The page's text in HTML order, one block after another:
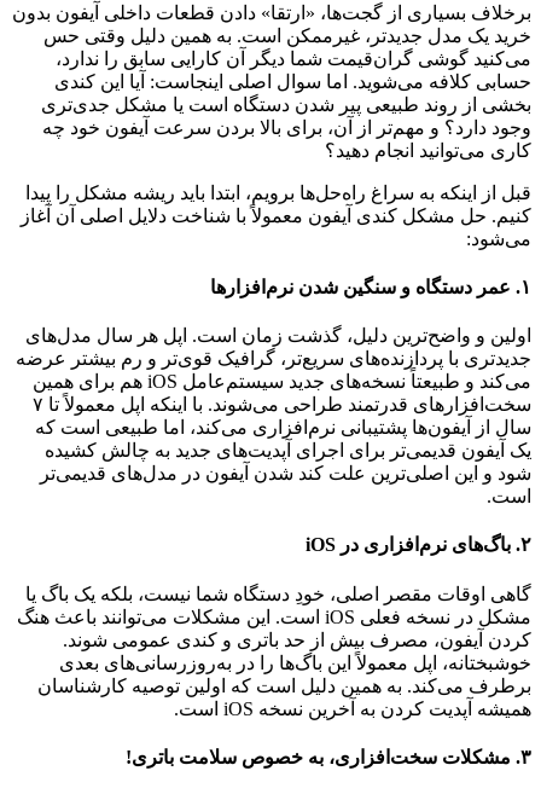
برخلاف بسیاری از گجت‌ها، «ارتقا» دادن قطعات داخلی آیفون بدون
خرید یک مدل جدیدتر، غیرممکن است. به همین دلیل وقتی حس
می‌کنید گوشی گران‌قیمت شما دیگر آن کارایی سابق را ندارد،
حسابی کلافه می‌شوید. اما سوال اصلی اینجاست: آیا این کندی
بخشی از روند طبیعی پیر شدن دستگاه است یا مشکل جدی‌تری
وجود دارد؟ و مهم‌تر از آن، برای بالا بردن سرعت آیفون خود چه
کاری می‌توانید انجام دهید؟
قبل از اینکه به سراغ راه‌حل‌ها برویم، ابتدا باید ریشه مشکل را پیدا
کنیم. حل مشکل کندی آیفون معمولاً با شناخت دلایل اصلی آن آغاز
می‌شود:
۱. عمر دستگاه و سنگین شدن نرم‌افزارها
اولین و واضح‌ترین دلیل، گذشت زمان است. اپل هر سال مدل‌های
جدیدتری با پردازنده‌های سریع‌تر، گرافیک قوی‌تر و رم بیشتر عرضه
می‌کند و طبیعتاً نسخه‌های جدید سیستم‌عامل iOS هم برای همین
سخت‌افزارهای قدرتمند طراحی می‌شوند. با اینکه اپل معمولاً تا ۷
سال از آیفون‌ها پشتیبانی نرم‌افزاری می‌کند، اما طبیعی است که
یک آیفون قدیمی‌تر برای اجرای آپدیت‌های جدید به چالش کشیده
شود و این اصلی‌ترین علت کند شدن آیفون در مدل‌های قدیمی‌تر
است.
۲. باگ‌های نرم‌افزاری در iOS
گاهی اوقات مقصر اصلی، خودِ دستگاه شما نیست، بلکه یک باگ یا
مشکل در نسخه فعلی iOS است. این مشکلات می‌توانند باعث هنگ
کردن آیفون، مصرف بیش از حد باتری و کندی عمومی شوند.
خوشبختانه، اپل معمولاً این باگ‌ها را در به‌روزرسانی‌های بعدی
برطرف می‌کند. به همین دلیل است که اولین توصیه کارشناسان
همیشه آپدیت کردن به آخرین نسخه iOS است.
۳. مشکلات سخت‌افزاری، به خصوص سلامت باتری!